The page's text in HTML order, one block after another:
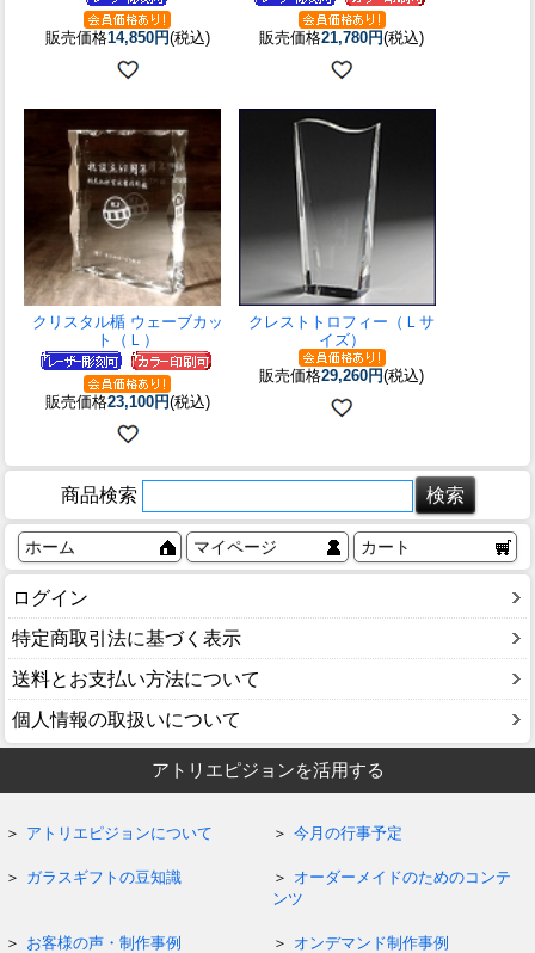
販売価格14,850円(税込) 販売価格21,780円(税込)
クリスタル楯 ウェーブカッ
ト（Ｌ）
販売価格23,100円(税込)
クレストトロフィー（Ｌサ
イズ）
販売価格29,260円(税込)
商品検索
ホーム マイページ カート
ログイン
特定商取引法に基づく表示
送料とお支払い方法について
個人情報の取扱いについて
アトリエピジョンを活用する
アトリエピジョンについて 今月の行事予定
ガラスギフトの豆知識
オーダーメイドのためのコンテ
ンツ
お客様の声・制作事例 オンデマンド制作事例